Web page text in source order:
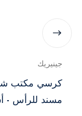
جينيريك
كرسي مكتب
مسند للرأس -